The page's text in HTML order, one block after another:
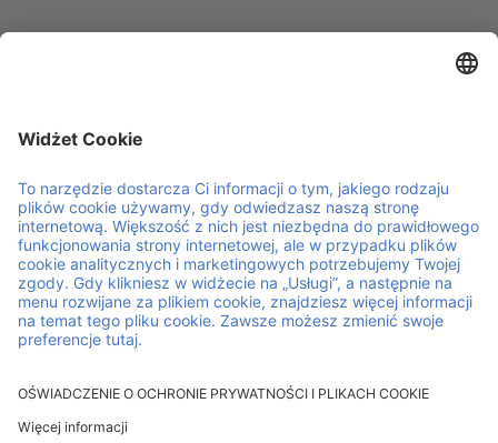
IPP to partner w inteligentnej i zrównoważonej logistyce.
Wynajmujemy i zarządzamy nośnikami logistycznymi
wielokrotnego użytku w całej Europie w modelu
poolingowym. Łączymy osobiste wsparcie z ciągłą
innowacją. Dzięki temu Twoje operacje działają sprawnie, a
Ty możesz skupić się na rozwoju swojego biznesu.
Pomocne linki i dokumenty
Kariera